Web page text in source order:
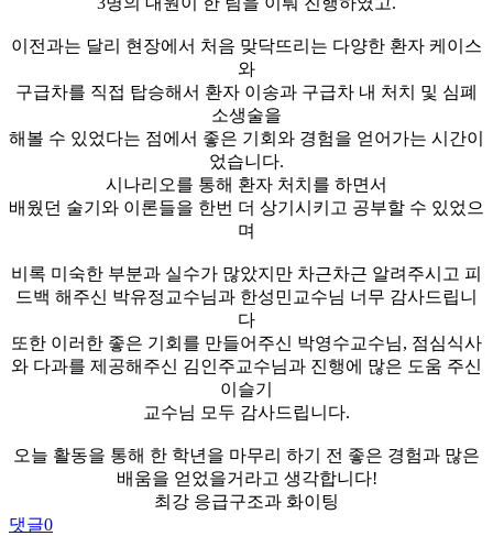
이전과는 달리 현장에서 처음 맞닥뜨리는 다양한 환자 케이스
와
구급차를 직접 탑승해서 환자 이송과 구급차 내 처치 및 심폐
소생술을
해볼 수 있었다는 점에서 좋은 기회와 경험을 얻어가는 시간이
었습니다.
시나리오를 통해 환자 처치를 하면서
배웠던 술기와 이론들을 한번 더 상기시키고 공부할 수 있었으
며
비록 미숙한 부분과 실수가 많았지만 차근차근 알려주시고 피
드백 해주신 박유정교수님과 한성민교수님 너무 감사드립니
다
또한 이러한 좋은 기회를 만들어주신 박영수교수님, 점심식사
와 다과를 제공해주신 김인주교수님과 진행에 많은 도움 주신
이슬기
교수님 모두 감사드립니다.
오늘 활동을 통해 한 학년을 마무리 하기 전 좋은 경험과 많은
배움을 얻었을거라고 생각합니다!
최강 응급구조과 화이팅
댓글0